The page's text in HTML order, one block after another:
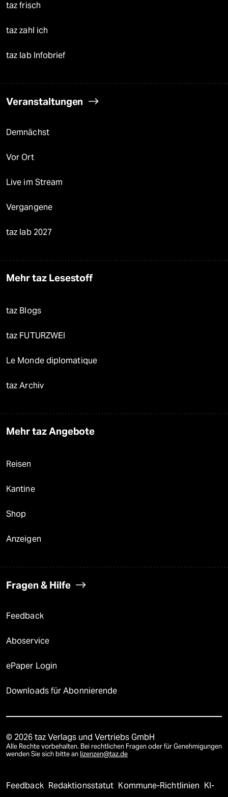
taz frisch
taz zahl ich
taz lab Infobrief
Veranstaltungen
Demnächst
Vor Ort
Live im Stream
Vergangene
taz lab 2027
Mehr taz Lesestoff
taz Blogs
taz FUTURZWEI
Le Monde diplomatique
taz Archiv
Mehr taz Angebote
Reisen
Kantine
Shop
Anzeigen
Fragen & Hilfe
Feedback
Aboservice
ePaper Login
Downloads für Abonnierende
© 2026 taz Verlags und Vertriebs GmbH
Alle Rechte vorbehalten. Bei rechtlichen Fragen oder für Genehmigungen
wenden Sie sich bitte an lizenzen@taz.de
Feedback Redaktionsstatut Kommune-Richtlinien KI-